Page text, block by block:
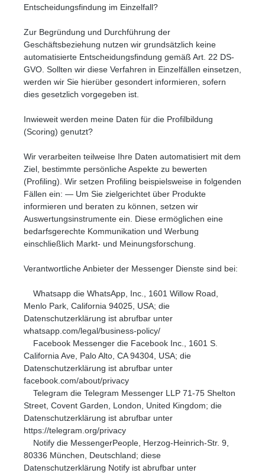
Entscheidungsfindung im Einzelfall?
Zur Begründung und Durchführung der
Geschäftsbeziehung nutzen wir grundsätzlich keine
automatisierte Entscheidungsfindung gemäß Art. 22 DS-
GVO. Sollten wir diese Verfahren in Einzelfällen einsetzen,
werden wir Sie hierüber gesondert informieren, sofern
dies gesetzlich vorgegeben ist.
Inwieweit werden meine Daten für die Profilbildung
(Scoring) genutzt?
Wir verarbeiten teilweise Ihre Daten automatisiert mit dem
Ziel, bestimmte persönliche Aspekte zu bewerten
(Profiling). Wir setzen Profiling beispielsweise in folgenden
Fällen ein: — Um Sie zielgerichtet über Produkte
informieren und beraten zu können, setzen wir
Auswertungsinstrumente ein. Diese ermöglichen eine
bedarfsgerechte Kommunikation und Werbung
einschließlich Markt- und Meinungsforschung.
Verantwortliche Anbieter der Messenger Dienste sind bei:
Whatsapp die WhatsApp, Inc., 1601 Willow Road,
Menlo Park, California 94025, USA; die
Datenschutzerklärung ist abrufbar unter
whatsapp.com/legal/business-policy/
Facebook Messenger die Facebook Inc., 1601 S.
California Ave, Palo Alto, CA 94304, USA; die
Datenschutzerklärung ist abrufbar unter
facebook.com/about/privacy
Telegram die Telegram Messenger LLP 71-75 Shelton
Street, Covent Garden, London, United Kingdom; die
Datenschutzerklärung ist abrufbar unter
https://telegram.org/privacy
Notify die MessengerPeople, Herzog-Heinrich-Str. 9,
80336 München, Deutschland; diese
Datenschutzerklärung Notify ist abrufbar unter